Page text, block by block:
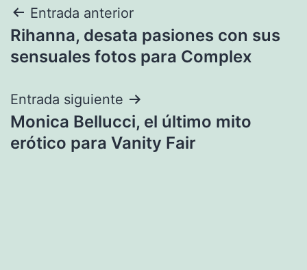
Navegación
de
Entrada anterior
Rihanna, desata pasiones con sus
sensuales fotos para Complex
Entrada siguiente
Monica Bellucci, el último mito
erótico para Vanity Fair